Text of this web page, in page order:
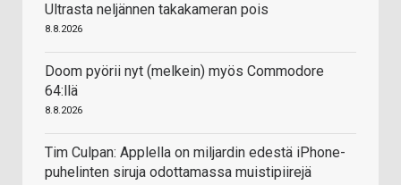
Ultrasta neljännen takakameran pois
8.8.2026
Doom pyörii nyt (melkein) myös Commodore
64:llä
8.8.2026
Tim Culpan: Applella on miljardin edestä iPhone-
puhelinten siruja odottamassa muistipiirejä